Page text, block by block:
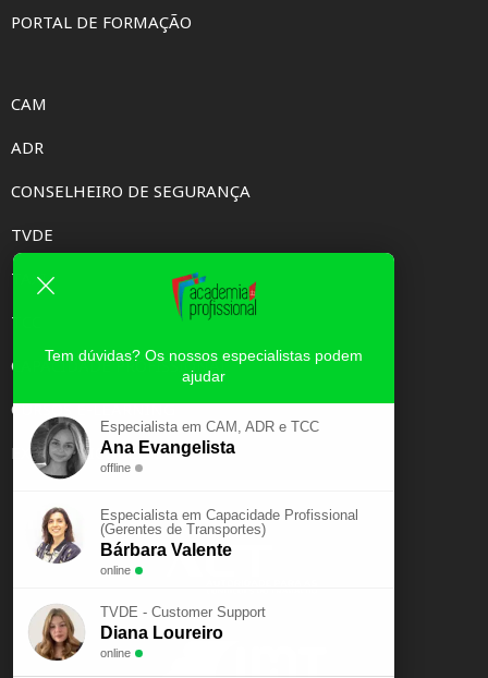
PORTAL DE FORMAÇÃO
CAM
ADR
CONSELHEIRO DE SEGURANÇA
TVDE
TAXI
TCC
CAPACIDADE PROFISSIONAL
CURSOS E-LEARNING
EXAME PSICOTÉCNICO
Tem dúvidas? Os nossos especialistas podem
ajudar
Especialista em CAM, ADR e TCC
Ana Evangelista
offline
Especialista em Capacidade Profissional
(Gerentes de Transportes)
Bárbara Valente
online
TVDE - Customer Support
Diana Loureiro
online